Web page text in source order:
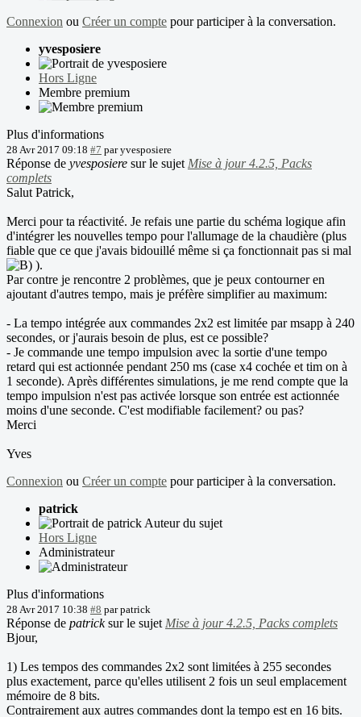
Connexion ou Créer un compte pour participer à la conversation.
yvesposiere
Hors Ligne
Membre premium
Plus d'informations
28 Avr 2017 09:18 #7 paryvesposiere
Réponse de yvesposiere sur le sujet Mise à jour 4.2.5, Packs
complets
Salut Patrick,
Merci pour ta réactivité. Je refais une partie du schéma logique afin
d'intégrer les nouvelles tempo pour l'allumage de la chaudière (plus
fiable que ce que j'avais bidouillé même si ça fonctionnait pas si mal
).
Par contre je rencontre 2 problèmes, que je peux contourner en
ajoutant d'autres tempo, mais je préfère simplifier au maximum:
- La tempo intégrée aux commandes 2x2 est limitée par msapp à 240
secondes, or j'aurais besoin de plus, est ce possible?
- Je commande une tempo impulsion avec la sortie d'une tempo
retard qui est actionnée pendant 250 ms (case x4 cochée et tim on à
1 seconde). Après différentes simulations, je me rend compte que la
tempo impulsion n'est pas activée lorsque son entrée est actionnée
moins d'une seconde. C'est modifiable facilement? ou pas?
Merci
Yves
Connexion ou Créer un compte pour participer à la conversation.
patrick
Auteur du sujet
Hors Ligne
Administrateur
Plus d'informations
28 Avr 2017 10:38 #8 parpatrick
Réponse de patricksur le sujet Mise à jour 4.2.5, Packs complets
Bjour,
1) Les tempos des commandes 2x2 sont limitées à 255 secondes
plus exactement, parce qu'elles utilisent 2 fois un seul emplacement
mémoire de 8 bits.
Contrairement aux autres commandes dont la tempo est en 16 bits.